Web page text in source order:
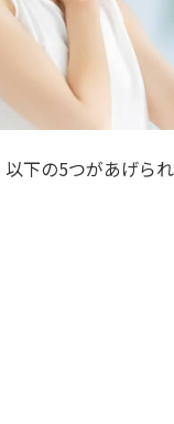
下の5つがあげられ